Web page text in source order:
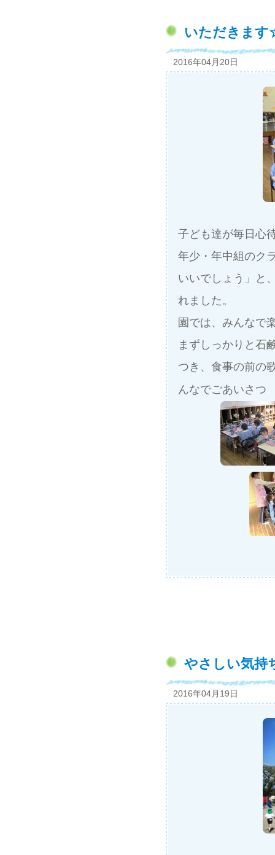
いただきま
2016年04月20日
子ども達が毎日心
年少・年中組のク
いいでしょう」と
れました。
園では、みんなで
まずしっかりと石
つき、食事の前の
んなでごあいさ
やさしい気
2016年04月19日